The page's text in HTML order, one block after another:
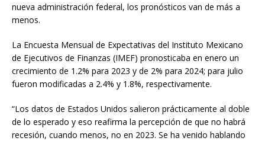
nueva administración federal, los pronósticos van de más a
menos.
La Encuesta Mensual de Expectativas del Instituto Mexicano
de Ejecutivos de Finanzas (IMEF) pronosticaba en enero un
crecimiento de 1.2% para 2023 y de 2% para 2024; para julio
fueron modificadas a 2.4% y 1.8%, respectivamente.
“Los datos de Estados Unidos salieron prácticamente al doble
de lo esperado y eso reafirma la percepción de que no habrá
recesión, cuando menos, no en 2023. Se ha venido hablando